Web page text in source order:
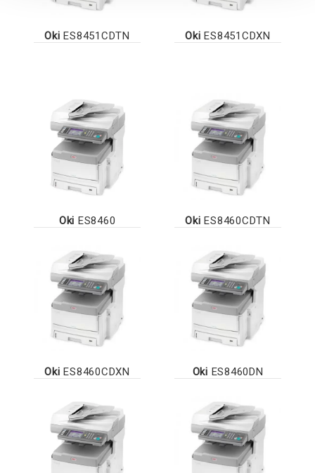
Oki ES8451CDTN Oki ES8451CDXN
Oki ES8460 Oki ES8460CDTN
Oki ES8460CDXN Oki ES8460DN